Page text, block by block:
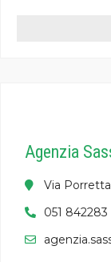
Agenzia
Via
051 842283